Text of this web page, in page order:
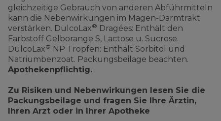
gleichzeitige Gebrauch von anderen Abführmitteln
kann die Nebenwirkungen im Magen-Darmtrakt
verstärken. DulcoLax® Dragées: Enthält den
Farbstoff Gelborange S, Lactose u. Sucrose.
DulcoLax® NP Tropfen: Enthält Sorbitol und
Natriumbenzoat. Packungsbeilage beachten.
Apothekenpflichtig.
Zu Risiken und Nebenwirkungen lesen Sie die
Packungsbeilage und fragen Sie Ihre Ärztin,
Ihren Arzt oder in Ihrer Apotheke